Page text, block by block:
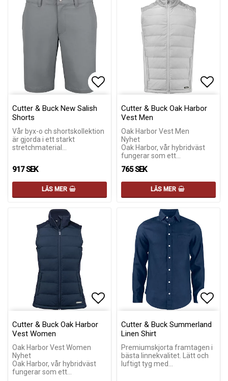
Lägg till i favoritlistan
Lägg till i favoritlistan
Cutter & Buck New Salish
Shorts
Vår byx-o ch shortskollektion
är gjorda i ett starkt
stretchmaterial…
917 SEK
LÄS MER
Cutter & Buck Oak Harbor
Vest Men
Oak Harbor Vest Men
Nyhet
Oak Harbor, vår hybridväst
fungerar som ett…
765 SEK
LÄS MER
Lägg till i favoritlistan
Lägg till i favoritlistan
Cutter & Buck Oak Harbor
Vest Women
Oak Harbor Vest Women
Nyhet
Oak Harbor, vår hybridväst
fungerar som ett…
Cutter & Buck Summerland
Linen Shirt
Premiumskjorta framtagen i
bästa linnekvalitet. Lätt och
luftigt tyg med…